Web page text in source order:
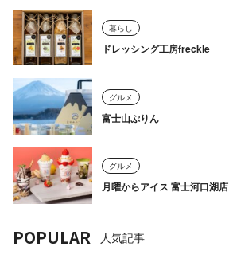
暮らし
ドレッシング工房freckle
グルメ
富士山ぷりん
グルメ
月曜からアイス 富士河口湖店
POPULAR 人気記事